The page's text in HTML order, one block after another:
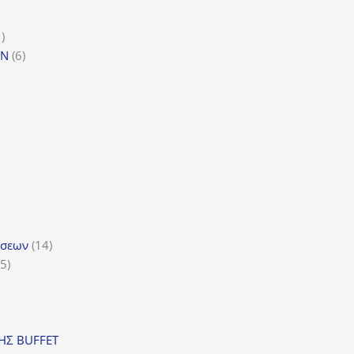
1
προϊόν
66
1414
55
BUFFET